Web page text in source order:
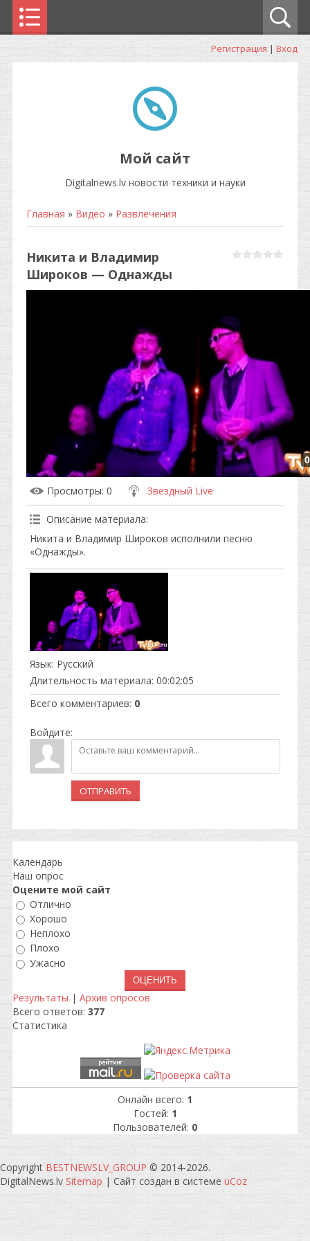
Регистрация | Вход
Мой сайт
Digitalnews.lv новости техники и науки
Главная » Видео » Развлечения
Никита и Владимир
Широков — Однажды
Просмотры: 0 Звездный Live
Описание материала:
Никита и Владимир Широков исполнили песню
«Однажды».
Язык: Русский
Длительность материала: 00:02:05
Всего комментариев: 0
Войдите:
ОТПРАВИТЬ
Календарь
Наш опрос
Оцените мой сайт
Отлично
Хорошо
Неплохо
Плохо
Ужасно
Результаты | Архив опросов
Всего ответов: 377
Статистика
Онлайн всего: 1
Гостей: 1
Пользователей: 0
Copyright BESTNEWSLV_GROUP © 2014-2026.
DigitalNews.lv Sitemap | Сайт создан в системе uCoz